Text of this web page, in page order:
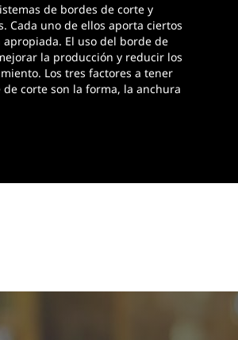
de bordes de corte y
Cada uno de ellos aporta ciertos
El uso del borde de
la producción y reducir los
Los tres factores a tener
corte son la forma, la anchura